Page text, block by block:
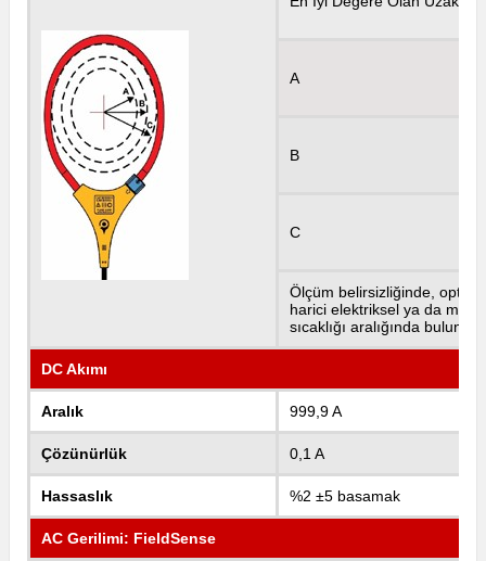
A
B
C
Ölçüm belirsizliğinde,
harici elektriksel ya da
sıcaklığı aralığında
DC Akımı
Aralık 999,9 A
Çözünürlük 0,1 A
Hassaslık %2 ±5 basamak
AC Gerilimi: FieldSense